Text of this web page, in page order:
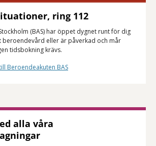
ring 112
(BAS) har öppet dygnet runt för dig
beroendevård eller är påverkad och mår
tidsbokning krävs.
Beroendeakuten BAS
alla våra